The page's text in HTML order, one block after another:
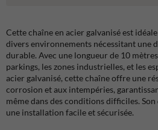
Cette chaîne en acier galvanisé est
divers environnements nécessitant une
durable. Avec une longueur de 10
parkings, les zones industrielles, et les
acier galvanisé, cette chaîne offre une
corrosion et aux intempéries,
même dans des conditions difficiles.
une installation facile et sécurisée.